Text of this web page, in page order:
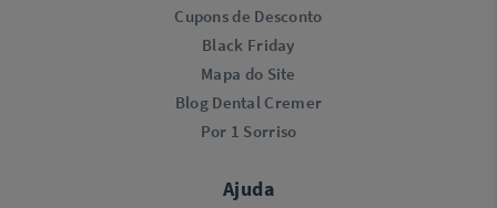
Cupons de Desconto
Black Friday
Mapa do Site
Blog Dental Cremer
Por 1 Sorriso
Ajuda